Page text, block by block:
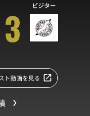
3 ビジター
ト動画を見る